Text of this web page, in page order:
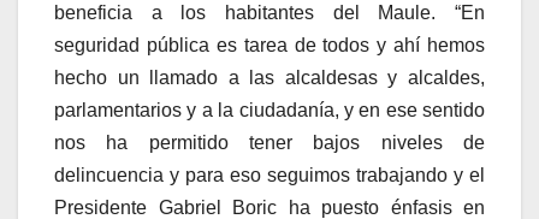
beneficia a los habitantes del Maule. “En
seguridad pública es tarea de todos y ahí hemos
hecho un llamado a las alcaldesas y alcaldes,
parlamentarios y a la ciudadanía, y en ese sentido
nos ha permitido tener bajos niveles de
delincuencia y para eso seguimos trabajando y el
Presidente Gabriel Boric ha puesto énfasis en